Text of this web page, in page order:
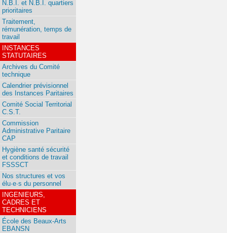
N.B.I. et N.B.I. quartiers
prioritaires
Traitement,
rémunération, temps de
travail
INSTANCES
STATUTAIRES
Archives du Comité
technique
Calendrier prévisionnel
des Instances Paritaires
Comité Social Territorial
C.S.T.
Commission
Administrative Paritaire
CAP
Hygiène santé sécurité
et conditions de travail
FSSSCT
Nos structures et vos
élu·e·s du personnel
INGENIEURS,
CADRES ET
TECHNICIENS
École des Beaux-Arts
EBANSN